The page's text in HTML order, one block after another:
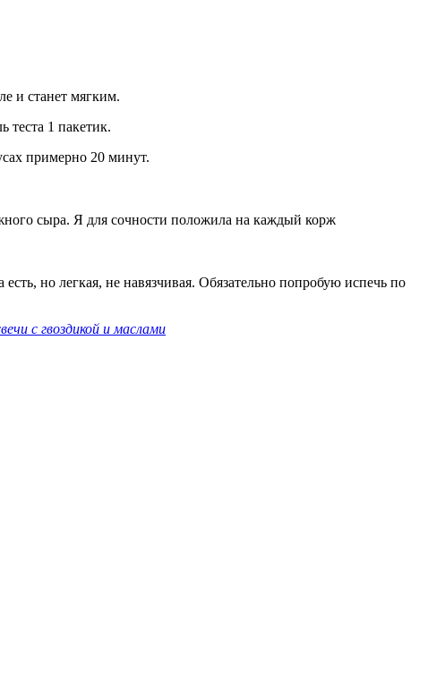
и станет мягким.
теста 1 пакетик.
примерно 20 минут.
сыра. Я для сочности положила на каждый корж
но легкая, не навязчивая. Обязательно попробую испечь по
с гвоздикой и маслами